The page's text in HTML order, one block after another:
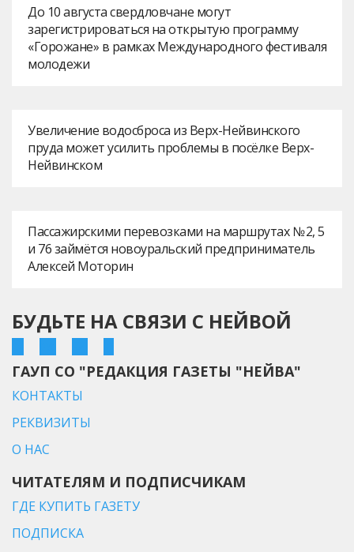
До 10 августа свердловчане могут
зарегистрироваться на открытую программу
«Горожане» в рамках Международного фестиваля
молодежи
Увеличение водосброса из Верх-Нейвинского
пруда может усилить проблемы в посёлке Верх-
Нейвинском
Пассажирскими перевозками на маршрутах № 2, 5
и 76 займётся новоуральский предприниматель
Алексей Моторин
БУДЬТЕ НА СВЯЗИ С НЕЙВОЙ
ГАУП СО "РЕДАКЦИЯ ГАЗЕТЫ "НЕЙВА"
КОНТАКТЫ
РЕКВИЗИТЫ
О НАС
ЧИТАТЕЛЯМ И ПОДПИСЧИКАМ
ГДЕ КУПИТЬ ГАЗЕТУ
ПОДПИСКА